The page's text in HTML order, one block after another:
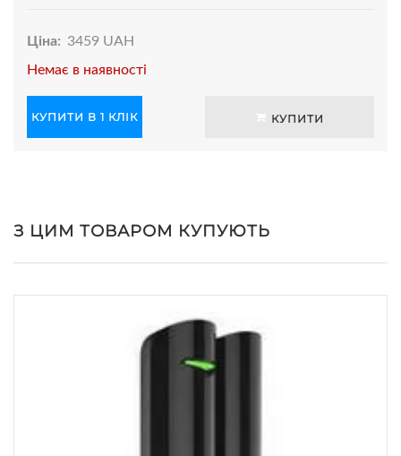
Ціна: 3459 UAH
Немає в наявності
КУПИТИ В 1 КЛІК КУПИТИ
З ЦИМ ТОВАРОМ КУПУЮТЬ